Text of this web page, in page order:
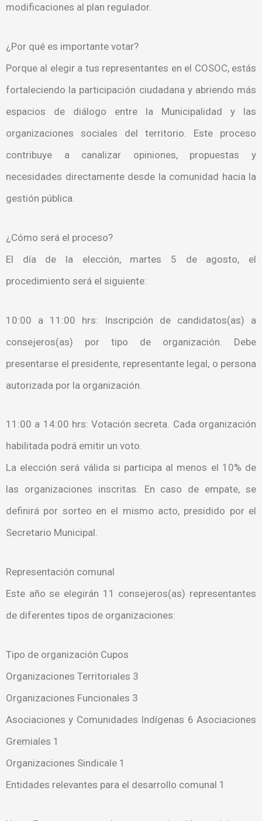
modificaciones al plan regulador.
¿Por qué es importante votar?
Porque al elegir a tus representantes en el COSOC, estás
fortaleciendo la participación ciudadana y abriendo más
espacios de diálogo entre la Municipalidad y las
organizaciones sociales del territorio. Este proceso
contribuye a canalizar opiniones, propuestas y
necesidades directamente desde la comunidad hacia la
gestión pública.
¿Cómo será el proceso?
El día de la elección, martes 5 de agosto, el
procedimiento será el siguiente:
10:00 a 11:00 hrs: Inscripción de candidatos(as) a
consejeros(as) por tipo de organización. Debe
presentarse el presidente, representante legal, o persona
autorizada por la organización.
11:00 a 14:00 hrs: Votación secreta. Cada organización
habilitada podrá emitir un voto.
La elección será válida si participa al menos el 10% de
las organizaciones inscritas. En caso de empate, se
definirá por sorteo en el mismo acto, presidido por el
Secretario Municipal.
Representación comunal
Este año se elegirán 11 consejeros(as) representantes
de diferentes tipos de organizaciones:
Tipo de organización Cupos
Organizaciones Territoriales 3
Organizaciones Funcionales 3
Asociaciones y Comunidades Indígenas 6 Asociaciones
Gremiales 1
Organizaciones Sindicale 1
Entidades relevantes para el desarrollo comunal 1